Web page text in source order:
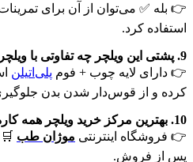
👉 بله ✅ می‌توان از آن برای
استفاده کرد.
9. پشتی این ویلچر چه تفاوتی با ویلچرهای برانکاردی دارد؟
👉 دارای لایه چوب + فوم پلی‌اتیلن
کرده و از قوس‌دار شدن بدن
10. بهترین مرکز خرید ویلچر همه کاره توان افزا کجاست؟
👉 فروشگاه اینترنتی موژان طب
پس از فروش.